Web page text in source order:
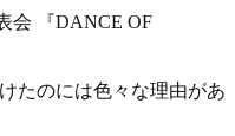
会 『DANCE OF
たのには色々な理由があ